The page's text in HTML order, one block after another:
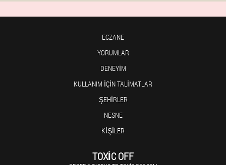
ECZANE
YORUMLAR
DENEYIM
KULLANIM IÇIN TALIMATLAR
ŞEHIRLER
NESNE
KIŞILER
TOXIC OFF